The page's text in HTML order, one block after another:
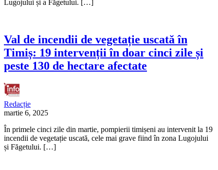
Lugojului și a Făgetului. […]
Val de incendii de vegetație uscată în
Timiș: 19 intervenții în doar cinci zile și
peste 130 de hectare afectate
Redacție
martie 6, 2025
În primele cinci zile din martie, pompierii timișeni au intervenit la 19
incendii de vegetație uscată, cele mai grave fiind în zona Lugojului
și Făgetului. […]